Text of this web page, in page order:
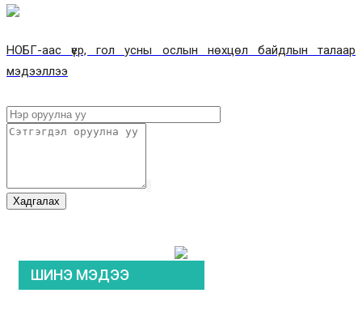
НОБГ-аас үер, гол усны ослын нөхцөл байдлын талаар
мэдээллээ
Хадгалах
ШИНЭ МЭДЭЭ